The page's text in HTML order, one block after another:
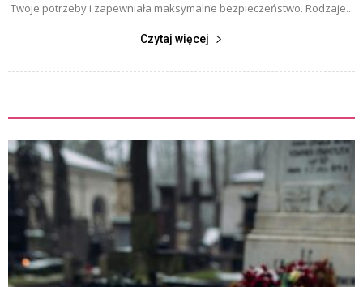
Twoje potrzeby i zapewniała maksymalne bezpieczeństwo. Rodzaje...
Czytaj więcej